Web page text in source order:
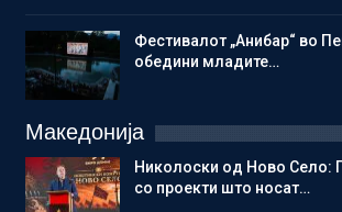
Фестивалот „Анибар“ во
обедини младите…
Македонија
Николоски од Ново Село:
со проекти што носат…